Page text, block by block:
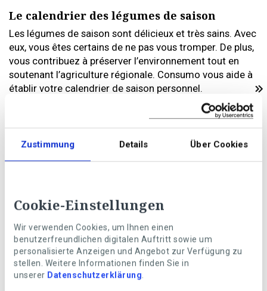
Zustimmung Details Über Cookies
Cookie-Einstellungen
Wir verwenden Cookies, um Ihnen einen
benutzerfreundlichen digitalen Auftritt sowie um
personalisierte Anzeigen und Angebot zur Verfügung zu
stellen. Weitere Informationen finden Sie in
unserer Datenschutzerklärung.
Le calendrier des légumes de saison
Les légumes de saison sont délicieux et très sains. Avec
eux, vous êtes certains de ne pas vous tromper. De plus,
vous contribuez à préserver l’environnement tout en
soutenant l’agriculture régionale. Consumo vous aide à
établir votre calendrier de saison personnel.
Photo: Getty Images